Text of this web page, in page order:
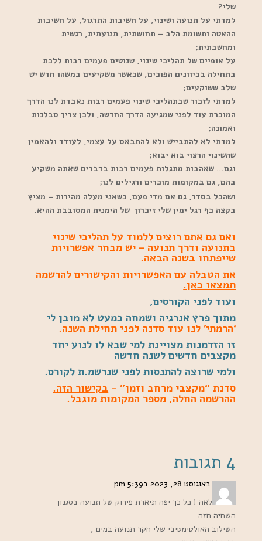
שלי?
למדתי על תנועה ושינוי, על חשיבות התרגול, על חשיבות
ההאטה ותשומת הלב – תחושתית, תנועתית, רגשית
ומחשבתית;
על אופיים של תהליכי שינוי, שנוטים פעמים רבות ללכת
בתחילה בכיוונים הפוכים, שכאשר משקיעים במשהו חדש יש
שלב ששוקעים;
למדתי לזכור שבתהליכי שינוי פעמים רבות נאבדת לנו הדרך
המוכרת עוד לפני שמגיעה הדרך החדשה, ולכן צריך סבלנות
ואמונה;
למדתי לא להתבייש ולא להתבאס על עצמי, לעודד ולהאמין
שהשינוי הרצוי בוא יבוא;
וגם… שאהבות מתגלות פעמים רבות בדברים שאתה משקיע
בהם, גם במקומות מוכרים ורגילים לנו;
ושהכל בסדר, גם אם מדי פעם, כשאני מעלה מהירות – מציץ
בקצה כף רגל ימין שלי זיכרון של הימנית המסובבת ההיא.
ואם גם אתם רוצים ללמוד על תהליכי שינוי
בתנועה ודרך תנועה – יש מבחר אפשרויות
שייפתחו בשנה הבאה.
את הטבלה עם האפשרויות והקישורים להרשמה
תמצאו כאן.
ועוד לפני הקורסים,
מתוך פרץ אנרגיה ושמחה כמעט לא מובן לי
‘הרמתי’ לנו עוד סדנה לפני תחילת השנה.
זו הזדמנות מצויינת למי שבא לו לנוע יחד
מקצבים חדשים לשנה חדשה
ולמי שרוצה להתנסות לפני שנרשמ.ת לקורס.
סדנת “מקצבי מרחב וזמן” – בקישור הזה.
ההרשמה החלה, מספר המקומות מוגבל.
4 תגובות
איריס באוגוסט 28, 2023 ב5:39 pm
את מופלאה ! כל כך יפה תיארת פירוק של תנועה בסגנון
השחיה חזה
השילוב האולטימטיבי שלי חקר תנועה במים ,